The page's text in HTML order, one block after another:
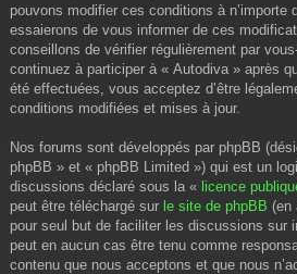
pouvons modifier ces conditions à n’importe
essaierons de vous informer de ces
conseillons de vérifier régulièrement par
continuez à participer à « Autodiva » après
été effectuées, vous acceptez d’être
conditions modifiées et mises à jour.
Nos forums sont développés par phpBB
phpBB » et « phpBB Limited ») qui est un
discussions déclaré sous la « licence
peut être téléchargé sur le site de phpBB (en
pour seul but de faciliter les discussions sur
peut en aucun cas être tenu comme
contenu que nous acceptons et que nous